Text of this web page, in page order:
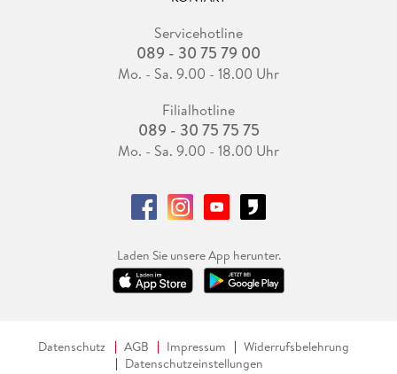
Servicehotline
089 - 30 75 79 00
Mo. - Sa. 9.00 - 18.00 Uhr
Filialhotline
089 - 30 75 75 75
Mo. - Sa. 9.00 - 18.00 Uhr
Laden Sie unsere App herunter.
Datenschutz AGB Impressum
Widerrufsbelehrung
Datenschutzeinstellungen